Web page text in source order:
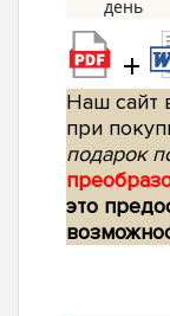
+
Наш сайт
при
подарок
это